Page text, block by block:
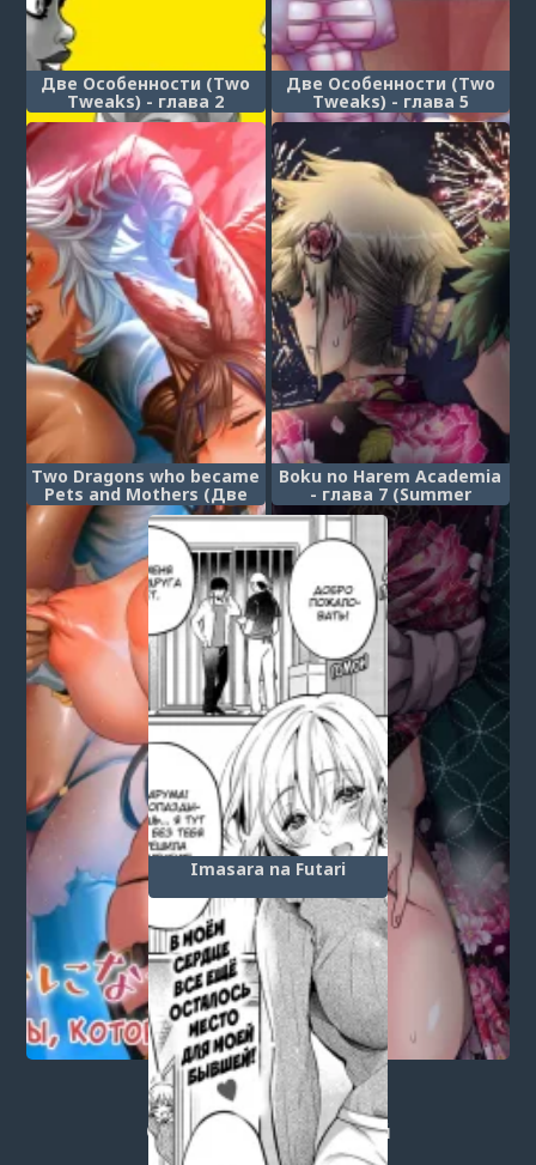
Две Особенности (Two
Tweaks) - глава 2
Две Особенности (Two
Tweaks) - глава 5
Two Dragons who became
Pets and Mothers (Две
драконицы, которые
стали питомцами и
матерями)
Boku no Harem Academia
- глава 7 (Summer
Vacation With Bakugo's
Mom Part Two)
Imasara na Futari
Post a comment
Loginorregisterto post a comment.
Добавить комментарий
Оставить комментарий